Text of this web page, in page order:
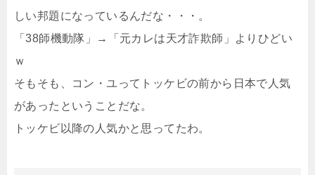
しい邦題になっているんだな・・・。
「38師機動隊」→「元カレは天才詐欺師」よりひどい
ｗ
そもそも、コン・ユってトッケビの前から日本で人気
があったということだな。
トッケビ以降の人気かと思ってたわ。